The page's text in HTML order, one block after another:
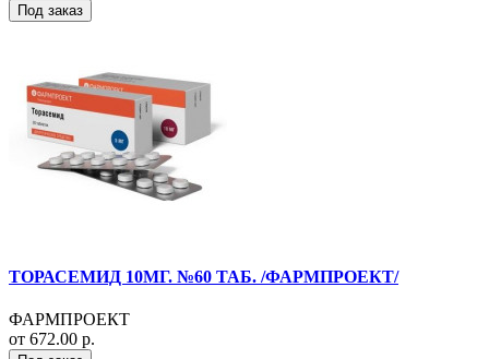
Под заказ
ТОРАСЕМИД 10МГ. №60 ТАБ. /ФАРМПРОЕКТ/
ФАРМПРОЕКТ
от 672.00 р.